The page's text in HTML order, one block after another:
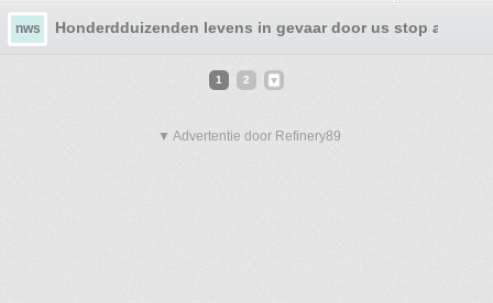
nws Honderdduizenden levens in gevaar door us stop
1 2
▼ Advertentie door Refinery89